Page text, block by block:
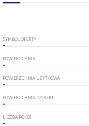
SYMBOL OFERTY
POWIERZCHNIA
POWIERZCHNIA UŻYTKOWA
POWIERZCHNIA DZIAŁKI
LICZBA POKOI